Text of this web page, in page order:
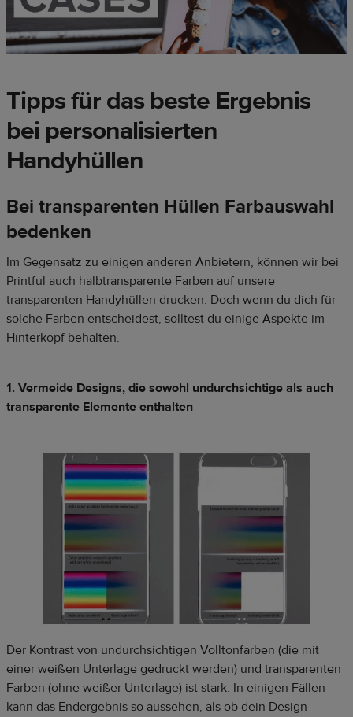
Tipps für das beste Ergebnis
bei personalisierten
Handyhüllen
Bei transparenten Hüllen Farbauswahl
bedenken
Im Gegensatz zu einigen anderen Anbietern, können wir bei
Printful auch halbtransparente Farben auf unsere
transparenten Handyhüllen drucken. Doch wenn du dich für
solche Farben entscheidest, solltest du einige Aspekte im
Hinterkopf behalten.
1. Vermeide Designs, die sowohl undurchsichtige als auch
transparente Elemente enthalten
Der Kontrast von undurchsichtigen Volltonfarben (die mit
einer weißen Unterlage gedruckt werden) und transparenten
Farben (ohne weißer Unterlage) ist stark. In einigen Fällen
kann das Endergebnis so aussehen, als ob dein Design